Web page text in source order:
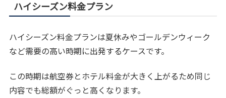
ハイシーズン料金プラン
ハイシーズン料金プランは夏休みやゴールデンウィーク
など需要の高い時期に出発するケースです。
この時期は航空券とホテル料金が大きく上がるため同じ
内容でも総額がぐっと高くなります。